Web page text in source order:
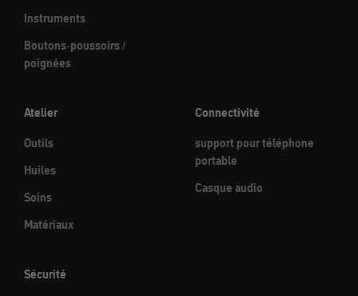
Instruments
Boutons-poussoirs /
poignées
Atelier
Outils
Huiles
Soins
Matériaux
Connectivité
support pour téléphone
portable
Casque audio
Sécurité